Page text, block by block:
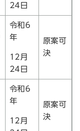
24日
令和6
年
12月
24日
原案可
決
令和6
年
12月
原案可
決